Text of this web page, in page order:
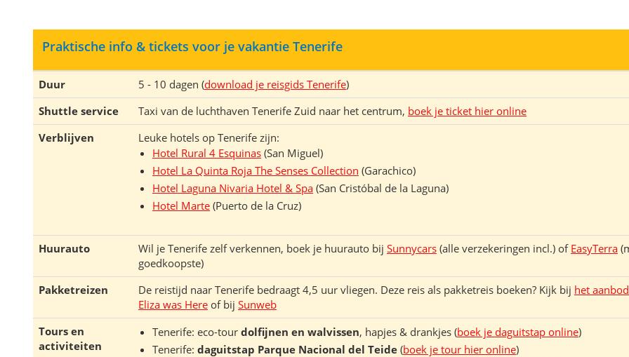
Praktische info & tickets voor je vakantie Tenerife
Duur 5 - 10 dagen (download je reisgids Tenerife)
Shuttle service
Taxi van de luchthaven Tenerife Zuid naar het centrum, boek je ticket hier online
Verblijven
Leuke hotels op Tenerife zijn:
Hotel Rural 4 Esquinas (San Miguel)
Hotel La Quinta Roja The Senses Collection (Garachico)
Hotel Laguna Nivaria Hotel & Spa (San Cristóbal de la Laguna)
Hotel Marte (Puerto de la Cruz)
Huurauto Wil je Tenerife zelf verkennen, boek je huurauto bij Sunnycars (alle verzekeringen incl.) of EasyTerra
goedkoopste)
Pakketreizen
De reistijd naar Tenerife bedraagt 4,5 uur vliegen. Deze reis als pakketreis boeken? Kijk bij het
Eliza was Here of bij Sunweb
Tours en
activiteiten
Tenerife: eco-tour dolfijnen en walvissen, hapjes & drankjes (boek je daguitstap online)
Tenerife: daguitstap Parque Nacional del Teide (boek je tour hier online)